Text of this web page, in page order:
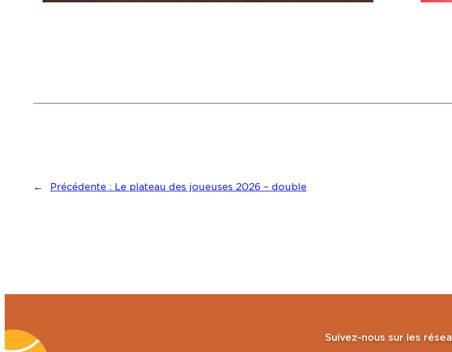
← Précédente : Le plateau des joueuses 2026 – double
Suivez-nous sur les